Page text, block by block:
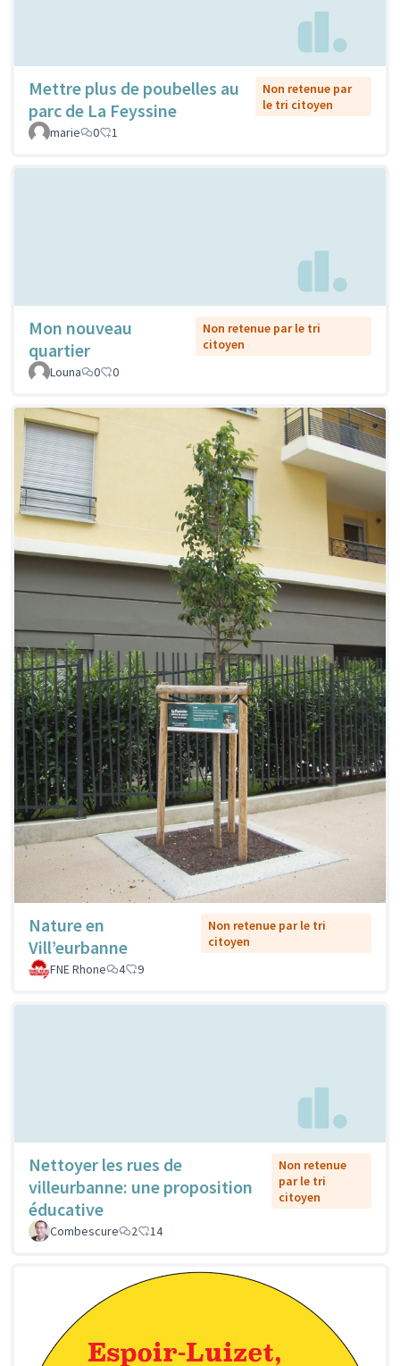
Mettre plus de poubelles au
parc de La Feyssine
Non retenue par
le tri citoyen
marie
0 1
Mon nouveau
quartier
Non retenue par le tri
citoyen
Louna
0 0
Nature en
Vill’eurbanne
Non retenue par le tri
citoyen
FNE Rhone
4 9
Nettoyer les rues de
villeurbanne: une proposition
éducative
Non retenue
par le tri
citoyen
Combescure 2 14